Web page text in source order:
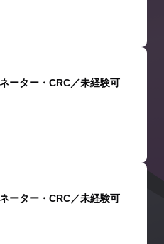
ーター・CRC／未経験可
ーター・CRC／未経験可